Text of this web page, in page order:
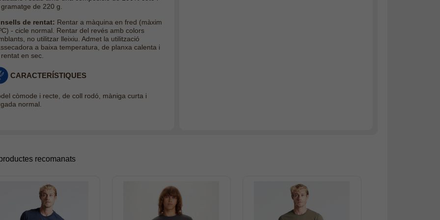
de 220 g.
de rentat: Rentar a màquina en fred (màxim
- cicle normal. Rentar del revés amb colors
no utilitzar lleixiu. Admet la utilització
a baixa temperatura, de planxa calenta i
en sec.
CARACTERÍSTIQUES
còmode i recte, de coll rodó, màniga curta i
normal.
recomanats